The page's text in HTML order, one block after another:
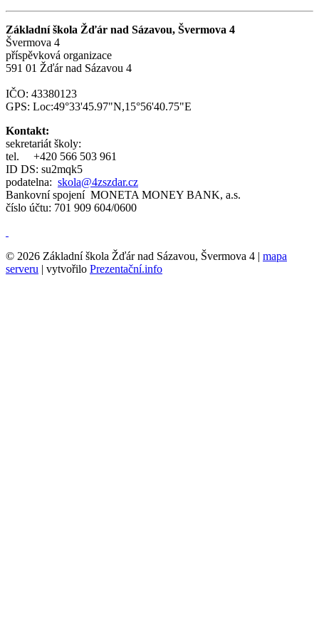
Základní škola Žďár nad Sázavou, Švermova 4
Švermova 4
příspěvková organizace
591 01 Žďár nad Sázavou 4
IČO: 43380123
GPS: Loc:49°33'45.97"N,15°56'40.75"E
Kontakt:
sekretariát školy:
tel.
+420 566 503 961
ID DS: su2mqk5
podatelna: skola@4zszdar.cz
Bankovní spojení MONETA MONEY BANK, a.s.
číslo účtu: 701 909 604/0600
© 2026 Základní škola Žďár nad Sázavou, Švermova 4 | mapa
serveru | vytvořilo Prezentační.info